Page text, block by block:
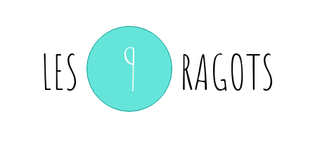
LES 9 RAGOTS